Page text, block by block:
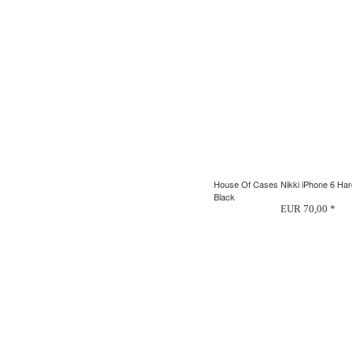
House Of Cases Nikki iPhone 6
Black
EUR 70,00 *